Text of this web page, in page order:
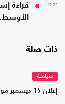
17:22
قراءة
ذات صلة
سياسة
إعلان 15 ديسمبر موعدا لانطلاق محادثات السلام اليمنية